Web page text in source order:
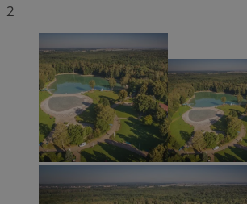
2